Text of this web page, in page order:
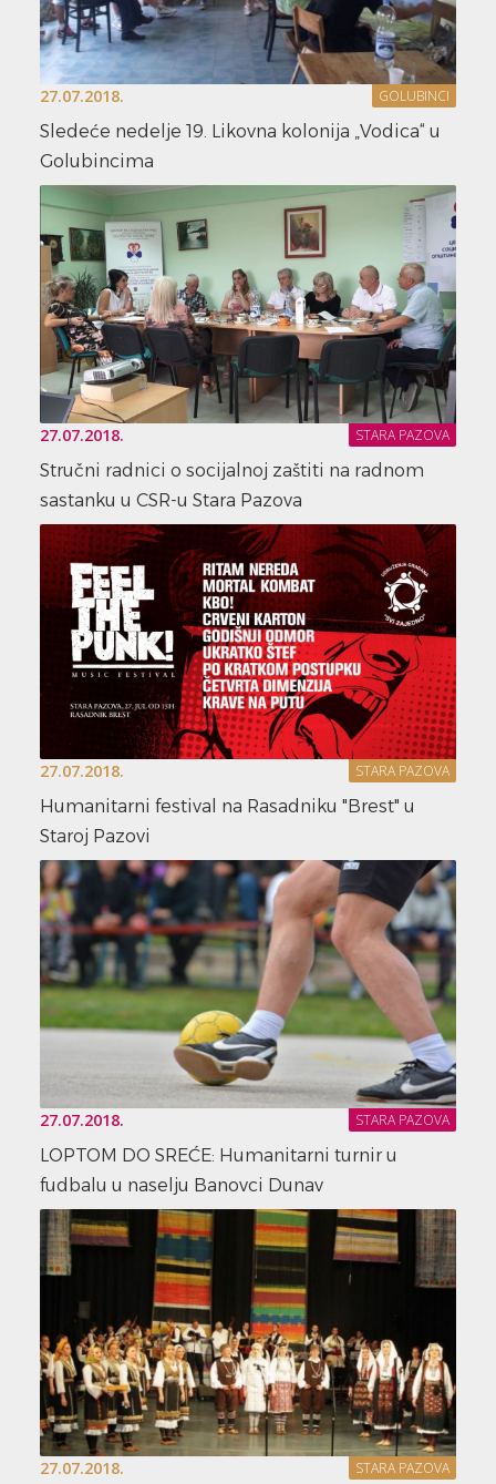
27.07.2018. GOLUBINCI
Sledeće nedelje 19. Likovna kolonija „Vodica“ u
Golubincima
27.07.2018. STARA PAZOVA
Stručni radnici o socijalnoj zaštiti na radnom
sastanku u CSR-u Stara Pazova
27.07.2018. STARA PAZOVA
Humanitarni festival na Rasadniku "Brest" u
Staroj Pazovi
27.07.2018. STARA PAZOVA
LOPTOM DO SREĆE: Humanitarni turnir u
fudbalu u naselju Banovci Dunav
27.07.2018. STARA PAZOVA